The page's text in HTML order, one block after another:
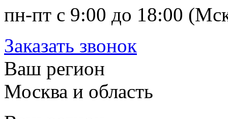
пн-пт с 9:00 до 18:00
Заказать звонок
Ваш регион
Москва и область